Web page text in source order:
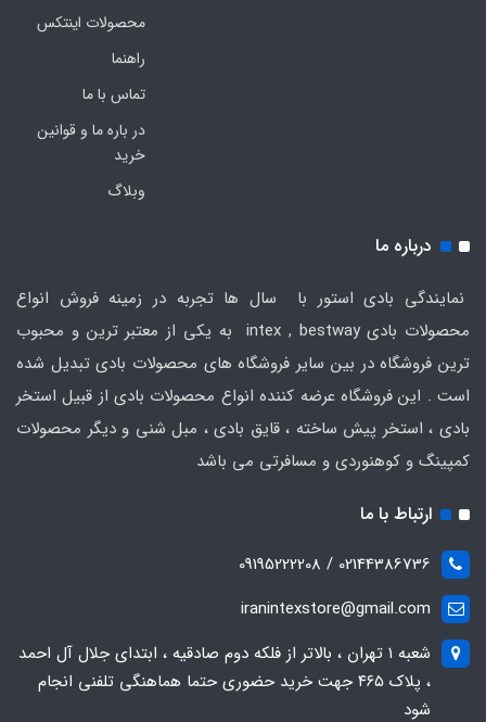
محصولات اینتکس
راهنما
تماس با ما
در باره ما و قوانین
خرید
وبلاگ
درباره ما
نمایندگی بادی استور با سال ها تجربه در زمینه فروش انواع
محصولات بادی intex , bestway به یکی از معتبر ترین و محبوب
ترین فروشگاه در بین سایر فروشگاه های محصولات بادی تبدیل شده
است . این فروشگاه عرضه کننده انواع محصولات بادی از قبیل استخر
بادی ، استخر پیش ساخته ، قایق بادی ، مبل شنی و دیگر محصولات
کمپینگ و کوهنوردی و مسافرتی می باشد
ارتباط با ما
02144386736 / 09195222208
iranintexstore@gmail.com
شعبه ۱ تهران ، بالاتر از فلکه دوم صادقیه ، ابتدای جلال آل احمد
، پلاک ۴۶۵ جهت خرید حضوری حتما هماهنگی تلفنی انجام
شود